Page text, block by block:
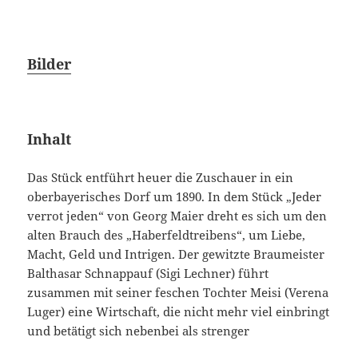
Bilder
Inhalt
Das Stück entführt heuer die Zuschauer in ein
oberbayerisches Dorf um 1890. In dem Stück „Jeder
verrot jeden“ von Georg Maier dreht es sich um den
alten Brauch des „Haberfeldtreibens“, um Liebe,
Macht, Geld und Intrigen. Der gewitzte Braumeister
Balthasar Schnappauf (Sigi Lechner) führt
zusammen mit seiner feschen Tochter Meisi (Verena
Luger) eine Wirtschaft, die nicht mehr viel einbringt
und betätigt sich nebenbei als strenger